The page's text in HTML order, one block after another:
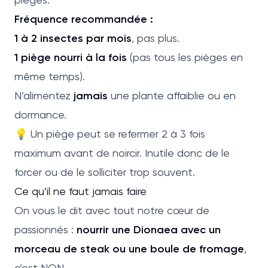
Fréquence recommandée :
1 à 2 insectes par mois, pas plus.
1 piège nourri à la fois (pas tous les pièges en
même temps).
N’alimentez jamais une plante affaiblie ou en
dormance.
💡 Un piège peut se refermer 2 à 3 fois
maximum avant de noircir. Inutile donc de le
forcer ou de le solliciter trop souvent.
Ce qu’il ne faut jamais faire
On vous le dit avec tout notre cœur de
passionnés : nourrir une Dionaea avec un
morceau de steak ou une boule de fromage,